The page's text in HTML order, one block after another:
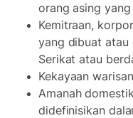
orang asing
Kemitraan,
yang dibuat atau
Serikat atau
Kekayaan
Amanah
didefinisikan